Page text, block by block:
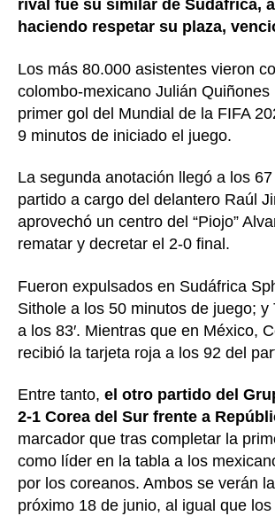
rival fue su similar de Sudáfrica,
haciendo respetar su plaza,
Los más 80.000 asistentes vieron
colombo-mexicano Julián Quiñones
primer gol del Mundial de la FIFA
9 minutos de iniciado el juego.
La segunda anotación llegó a los 67
partido a cargo del delantero Raúl
aprovechó un centro del “Piojo”
rematar y decretar el 2-0 final.
Fueron expulsados en Sudáfrica
Sithole a los 50 minutos de juego; y
a los 83′. Mientras que en México,
recibió la tarjeta roja a los 92 del
Entre tanto, el otro partido del
2-1 Corea del Sur frente a
marcador que tras completar la
como líder en la tabla a los
por los coreanos. Ambos se verán
próximo 18 de junio, al igual que